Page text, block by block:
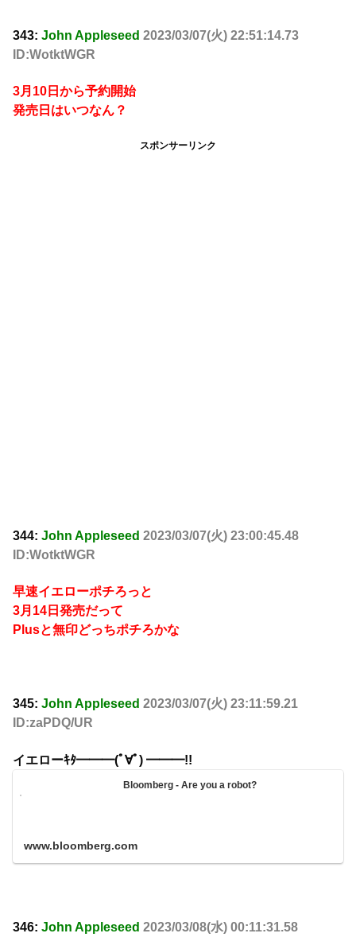
343: John Appleseed 2023/03/07(火) 22:51:14.73
ID:WotktWGR
3月10日から予約開始
発売日はいつなん？
スポンサーリンク
344: John Appleseed 2023/03/07(火) 23:00:45.48
ID:WotktWGR
早速イエローポチろっと
3月14日発売だって
Plusと無印どっちポチろかな
345: John Appleseed 2023/03/07(火) 23:11:59.21
ID:zaPDQ/UR
イエローｷﾀ━━━(ﾟ∀ﾟ) ━━━!!
Bloomberg - Are you a robot?
www.bloomberg.com
346: John Appleseed 2023/03/08(水) 00:11:31.58